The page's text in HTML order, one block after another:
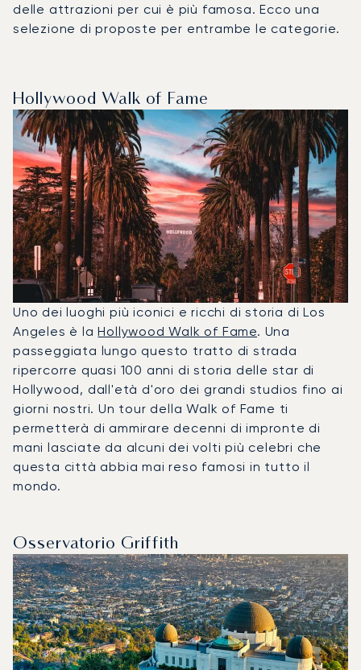
delle attrazioni per cui è più famosa. Ecco una
selezione di proposte per entrambe le categorie.
Hollywood Walk of Fame
Uno dei luoghi più iconici e ricchi di storia di Los
Angeles è laHollywood Walk of Fame. Una
passeggiata lungo questo tratto di strada
ripercorre quasi 100 anni di storia delle star di
Hollywood, dall'età d'oro dei grandi studios fino ai
giorni nostri. Un tour della Walk of Fame ti
permetterà di ammirare decenni di impronte di
mani lasciate da alcuni dei volti più celebri che
questa città abbia mai reso famosi in tutto il
mondo.
Osservatorio Griffith